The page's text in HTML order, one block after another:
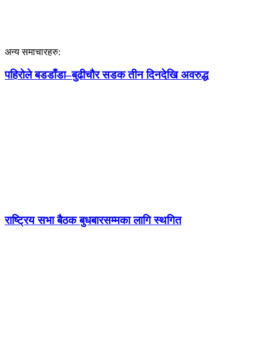
अन्य समाचारहरु:
पहिरोले बडडाँडा–बुढीचौर सडक तीन दिनदेखि अवरुद्ध
राष्ट्रिय सभा बैठक बुधबारसम्मका लागि स्थगित